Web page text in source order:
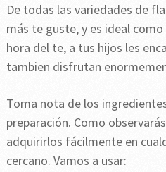
De todas las variedades de
más te guste, y es ideal
hora del te, a tus hijos les
tambien disfrutan
Toma nota de los
preparación. Como
adquirirlos fácilmente en
cercano. Vamos a usar: